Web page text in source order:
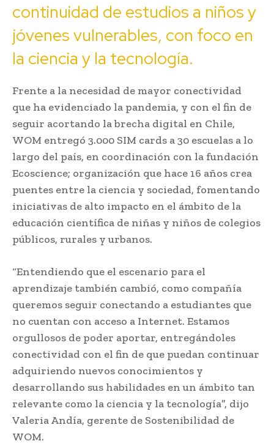
continuidad de estudios a niños y
jóvenes vulnerables, con foco en
la ciencia y la tecnología.
Frente a la necesidad de mayor conectividad
que ha evidenciado la pandemia, y con el fin de
seguir acortando la brecha digital en Chile,
WOM entregó 3.000 SIM cards a 30 escuelas a lo
largo del país, en coordinación con la fundación
Ecoscience; organización que hace 16 años crea
puentes entre la ciencia y sociedad, fomentando
iniciativas de alto impacto en el ámbito de la
educación científica de niñas y niños de colegios
públicos, rurales y urbanos.
“Entendiendo que el escenario para el
aprendizaje también cambió, como compañía
queremos seguir conectando a estudiantes que
no cuentan con acceso a Internet. Estamos
orgullosos de poder aportar, entregándoles
conectividad con el fin de que puedan continuar
adquiriendo nuevos conocimientos y
desarrollando sus habilidades en un ámbito tan
relevante como la ciencia y la tecnología”, dijo
Valeria Andía, gerente de Sostenibilidad de
WOM.